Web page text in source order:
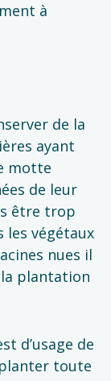
à
de la
ayant
motte
de leur
être trop
les végétaux
nues il
plantation
d’usage de
toute